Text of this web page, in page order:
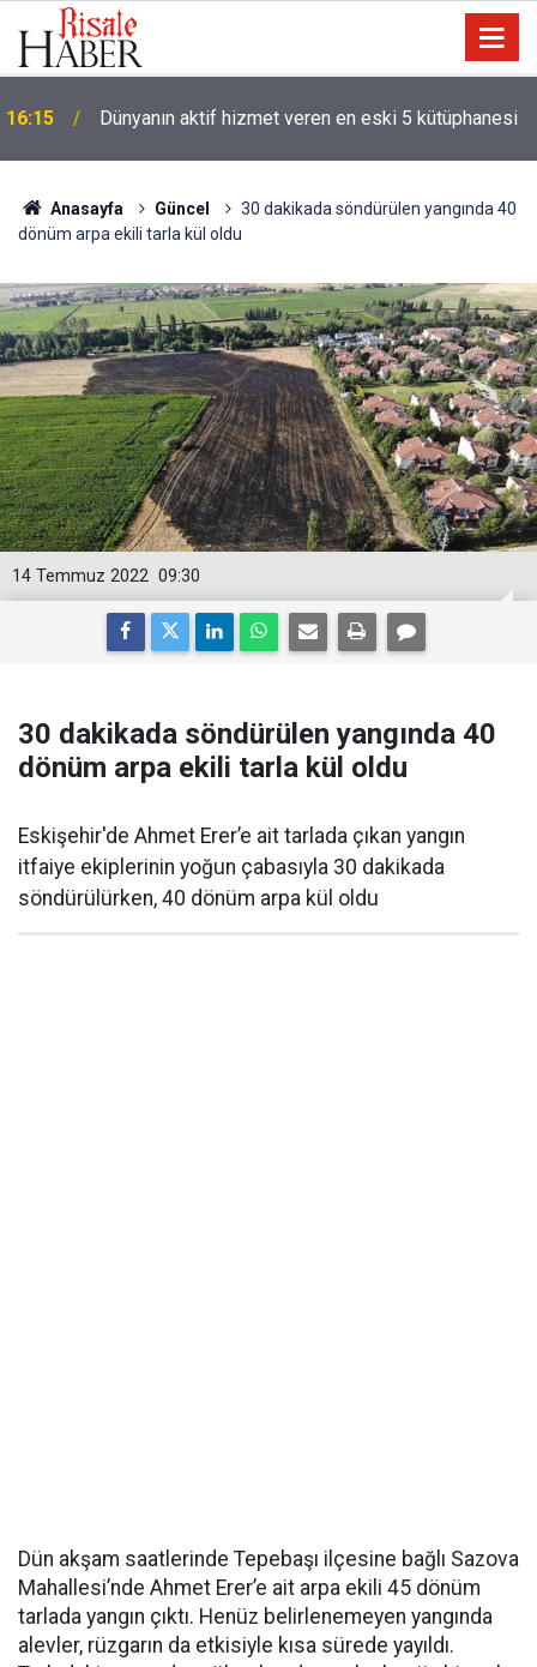
14:30
'Hz. Muhammed denizci miydi' sorusu üzerine
Müslüman oldu
Anasayfa Güncel
30 dakikada söndürülen yangında 40
dönüm arpa ekili tarla kül oldu
09:30
14 Temmuz 2022
30 dakikada söndürülen yangında 40
dönüm arpa ekili tarla kül oldu
Eskişehir'de Ahmet Erer’e ait tarlada çıkan yangın
itfaiye ekiplerinin yoğun çabasıyla 30 dakikada
söndürülürken, 40 dönüm arpa kül oldu
Dün akşam saatlerinde Tepebaşı ilçesine bağlı Sazova
Mahallesi’nde Ahmet Erer’e ait arpa ekili 45 dönüm
tarlada yangın çıktı. Henüz belirlenemeyen yangında
alevler, rüzgarın da etkisiyle kısa sürede yayıldı.